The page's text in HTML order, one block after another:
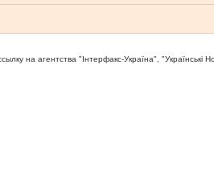
на агентства "Iнтерфакс-Україна", "Українськi